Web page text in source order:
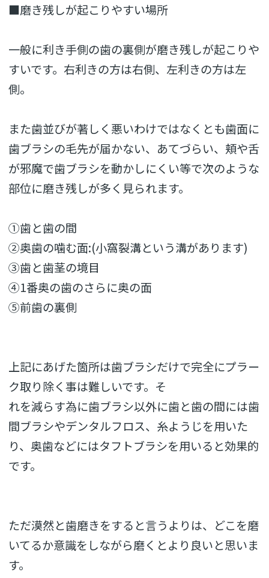
■磨き残しが起こりやすい場所
一般に利き手側の歯の裏側が磨き残しが起こりや
すいです。右利きの方は右側、左利きの方は左
側。
また歯並びが著しく悪いわけではなくとも歯面に
歯ブラシの毛先が届かない、あてづらい、頬や舌
が邪魔で歯ブラシを動かしにくい等で次のような
部位に磨き残しが多く見られます。
①歯と歯の間
②奥歯の噛む面:(小窩裂溝という溝があります)
③歯と歯茎の境目
④1番奥の歯のさらに奥の面
⑤前歯の裏側
上記にあげた箇所は歯ブラシだけで完全にプラー
ク取り除く事は難しいです。そ
れを減らす為に歯ブラシ以外に歯と歯の間には歯
間ブラシやデンタルフロス、糸ようじを用いた
り、奥歯などにはタフトブラシを用いると効果的
です。
ただ漠然と歯磨きをすると言うよりは、どこを磨
いてるか意識をしながら磨くとより良いと思いま
す。